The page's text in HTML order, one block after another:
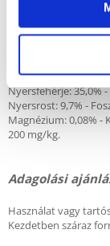
3b811, 3b812): 0,06
Analitikai
Nyersfehérje: 35,0%
Nyersrost: 9,7% -
Magnézium: 0,08% -
200 mg/kg.
Adagolási
Használat vagy
Kezdetben száraz